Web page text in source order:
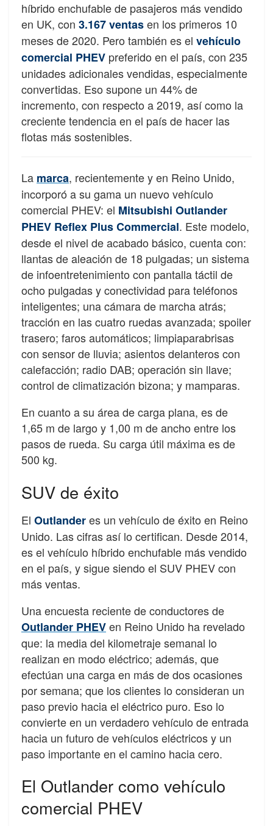
híbrido enchufable de pasajeros más vendido
en UK, con 3.167 ventasen los primeros 10
meses de 2020. Pero también es el vehículo
comercial PHEV preferido en el país, con 235
unidades adicionales vendidas, especialmente
convertidas. Eso supone un 44% de
incremento, con respecto a 2019, así como la
creciente tendencia en el país de hacer las
flotas más sostenibles.
La marca, recientemente y en Reino Unido,
incorporó a su gama un nuevo vehículo
comercial PHEV: el Mitsubishi Outlander
PHEV Reflex Plus Commercial. Este modelo,
desde el nivel de acabado básico, cuenta con:
llantas de aleación de 18 pulgadas; un sistema
de infoentretenimiento con pantalla táctil de
ocho pulgadas y conectividad para teléfonos
inteligentes; una cámara de marcha atrás;
tracción en las cuatro ruedas avanzada; spoiler
trasero; faros automáticos; limpiaparabrisas
con sensor de lluvia; asientos delanteros con
calefacción; radio DAB; operación sin llave;
control de climatización bizona; y mamparas.
En cuanto a su área de carga plana, es de
1,65 m de largo y 1,00 m de ancho entre los
pasos de rueda. Su carga útil máxima es de
500 kg.
SUV de éxito
El Outlanderes un vehículo de éxito en Reino
Unido. Las cifras así lo certifican. Desde 2014,
es el vehículo híbrido enchufable más vendido
en el país, y sigue siendo el SUV PHEV con
más ventas.
Una encuesta reciente de conductores de
Outlander PHEVen Reino Unido ha revelado
que: la media del kilometraje semanal lo
realizan en modo eléctrico; además, que
efectúan una carga en más de dos ocasiones
por semana; que los clientes lo consideran un
paso previo hacia el eléctrico puro. Eso lo
convierte en un verdadero vehículo de entrada
hacia un futuro de vehículos eléctricos y un
paso importante en el camino hacia cero.
El Outlander como vehículo
comercial PHEV